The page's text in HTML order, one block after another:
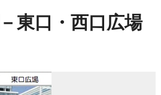
東口・西口広場